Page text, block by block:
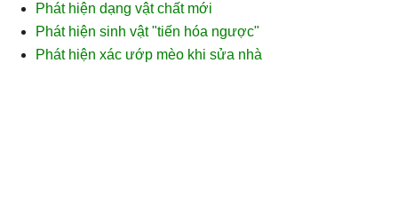
Phát hiện dạng vật chất mới
Phát hiện sinh vật "tiến hóa ngược"
Phát hiện xác ướp mèo khi sửa nhà